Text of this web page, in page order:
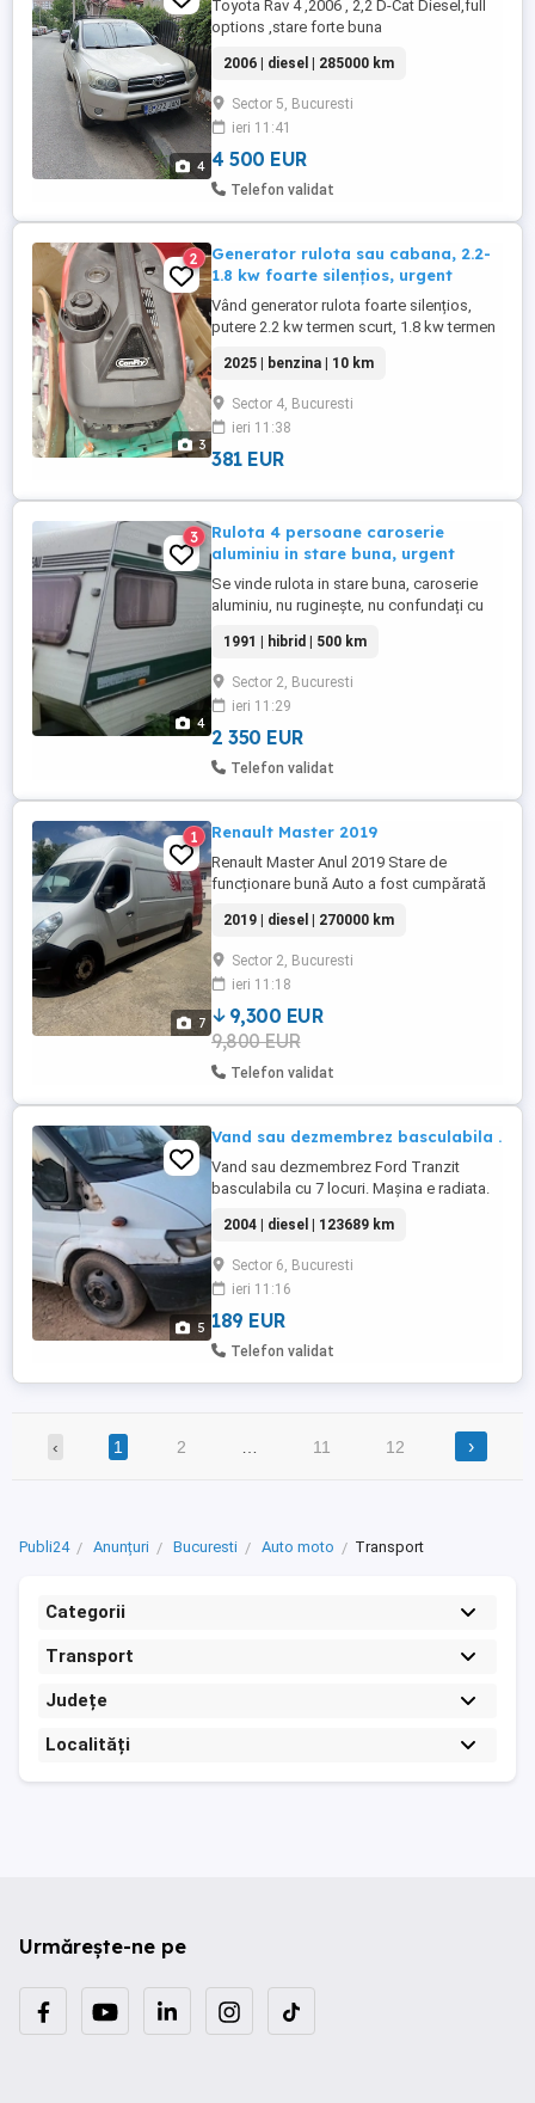
4
Toyota Rav 4 ,2006 , 2,2 D-Cat Diesel,full
options ,stare forte buna
2006 | diesel | 285000 km
Sector 5, Bucuresti
ieri 11:41
4 500 EUR
Telefon validat
3
2
Generator rulota sau cabana, 2.2-
1.8 kw foarte silențios, urgent
Vând generator rulota foarte silențios,
putere 2.2 kw termen scurt, 1.8 kw termen
autonomie mare. Se poate folosi atât ptr
rulota, pescuit, cabana, cât și ptr casa.
Generatorul este nou cu garanție. Oferta
2000 lei, urgent
2025 | benzina | 10 km
Sector 4, Bucuresti
ieri 11:38
381 EUR
4
3
Rulota 4 persoane caroserie
aluminiu in stare buna, urgent
Se vinde rulota in stare buna, caroserie
aluminiu, nu ruginește, nu confundați cu
ușoară varianta 580 kg, se poate tracta cu
orice autoturism. Este varianta de 4
persoane cu aragaz, chiuveta, frigider,
încălzire, dulap, spatiu baie cu chiuveta și
spațiu wc, dulapuri. Nu ...
1991 | hibrid | 500 km
Sector 2, Bucuresti
ieri 11:29
2 350 EUR
Telefon validat
7
1 Renault Master 2019
Renault Master Anul 2019 Stare de
funcționare bună Auto a fost cumpărată
reprezentanta Renault Dotări Aer
condiționat Pilot automat Geamuri
electrice Oglinzi încălzite Radio cu
bluetooth Comenzi pe volan Sistem start-
stop Înmatriculată Itp valabil Acte
conforme Pentru ...
2019 | diesel | 270000 km
Sector 2, Bucuresti
ieri 11:18
9,300 EUR
9,800 EUR
Telefon validat
5
Vand sau dezmembrez basculabila .
Vand sau dezmembrez Ford Tranzit
basculabila cu 7 locuri. Mașina e radiata.
2004 | diesel | 123689 km
Sector 6, Bucuresti
ieri 11:16
189 EUR
Telefon validat
‹ 1 2 11 12 ›
Publi24 Anunțuri Bucuresti Auto moto Transport
Categorii
Transport
Județe
Localități
Urmărește-ne pe